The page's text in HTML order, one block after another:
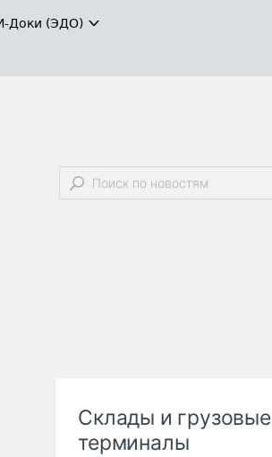
Доки (ЭДО)
Склады и грузовые
терминалы